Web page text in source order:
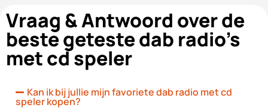
Vraag & Antwoord over de
beste geteste dab radio's
met cd speler
Kan ik bij jullie mijn favoriete dab radio met cd
speler kopen?